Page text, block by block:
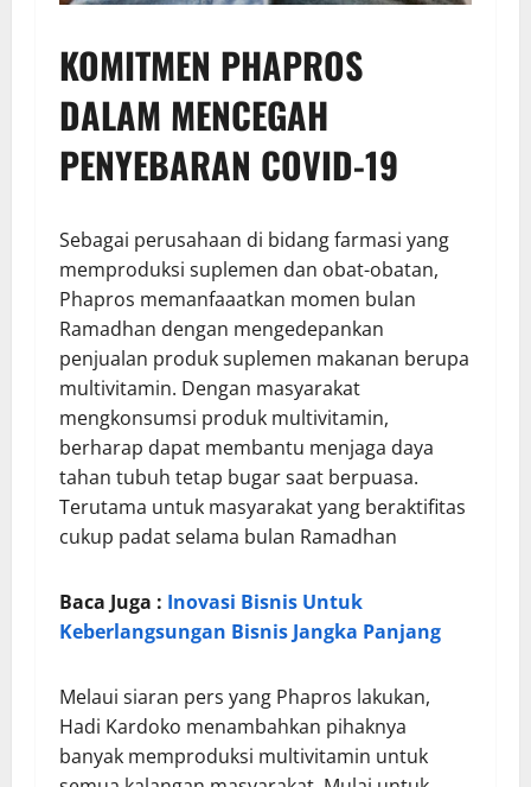
KOMITMEN PHAPROS
DALAM MENCEGAH
PENYEBARAN COVID-19
Sebagai perusahaan di bidang farmasi yang
memproduksi suplemen dan obat-obatan,
Phapros memanfaaatkan momen bulan
Ramadhan dengan mengedepankan
penjualan produk suplemen makanan berupa
multivitamin. Dengan masyarakat
mengkonsumsi produk multivitamin,
berharap dapat membantu menjaga daya
tahan tubuh tetap bugar saat berpuasa.
Terutama untuk masyarakat yang beraktifitas
cukup padat selama bulan Ramadhan
Baca Juga : Inovasi Bisnis Untuk
Keberlangsungan Bisnis Jangka Panjang
Melaui siaran pers yang Phapros lakukan,
Hadi Kardoko menambahkan pihaknya
banyak memproduksi multivitamin untuk